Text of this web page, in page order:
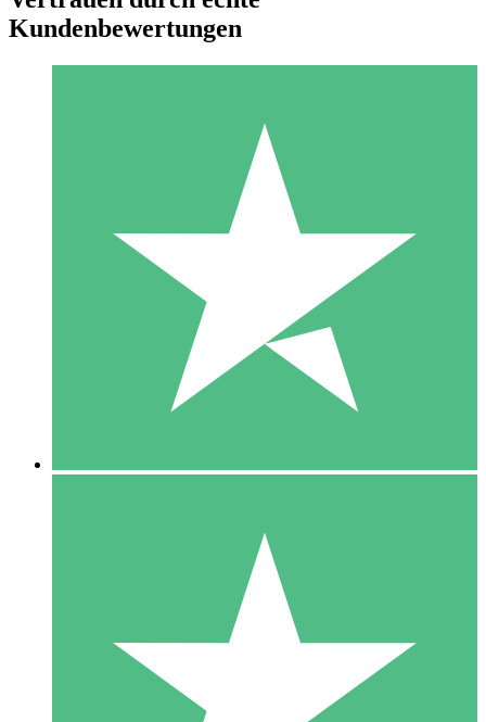
Individuelle Credit-Pakete
Zahlen Sie nach Bedarf mit Download-Credits. Keine
monatliche Verpflichtung erforderlich.
10 00
10 Downloads
20 00
Kundenbewertungen